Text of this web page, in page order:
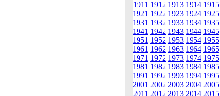
1911 1912 1913 1914 1915
1921 1922 1923 1924 1925
1931 1932 1933 1934 1935
1941 1942 1943 1944 1945
1951 1952 1953 1954 1955
1961 1962 1963 1964 1965
1971 1972 1973 1974 1975
1981 1982 1983 1984 1985
1991 1992 1993 1994 1995
2001 2002 2003 2004 2005
2011 2012 2013 2014 2015